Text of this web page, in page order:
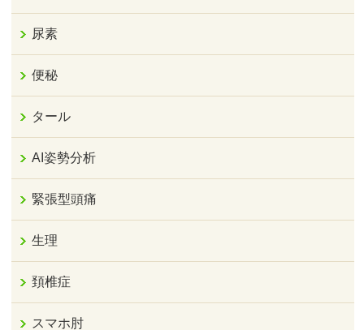
尿素
便秘
タール
AI姿勢分析
緊張型頭痛
生理
頚椎症
スマホ肘